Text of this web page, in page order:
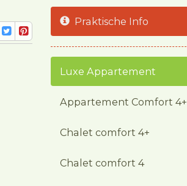
Praktische Info
Luxe Appartement
Appartement Comfort 4+
Chalet comfort 4+
Chalet comfort 4